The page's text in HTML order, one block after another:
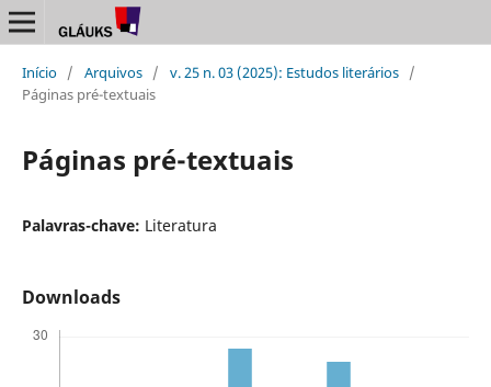
Início / Arquivos / v. 25 n. 03 (2025): Estudos literários /
Páginas pré-textuais
Páginas pré-textuais
Palavras-chave: Literatura
Downloads